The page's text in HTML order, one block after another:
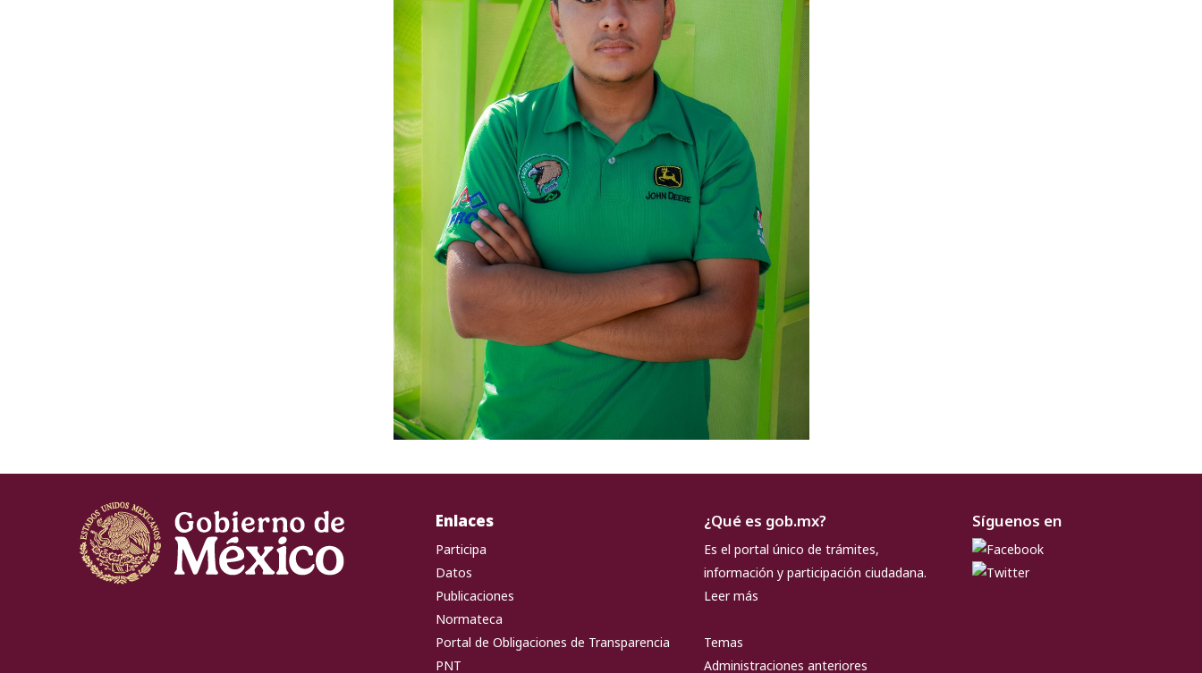
Enlaces
Participa
Datos
Publicaciones
Normateca
Portal de Obligaciones de Transparencia
PNT
¿Qué es gob.mx?
Es el portal único de trámites,
información y participación ciudadana.
Leer más
Temas
Administraciones anteriores
Síguenos en